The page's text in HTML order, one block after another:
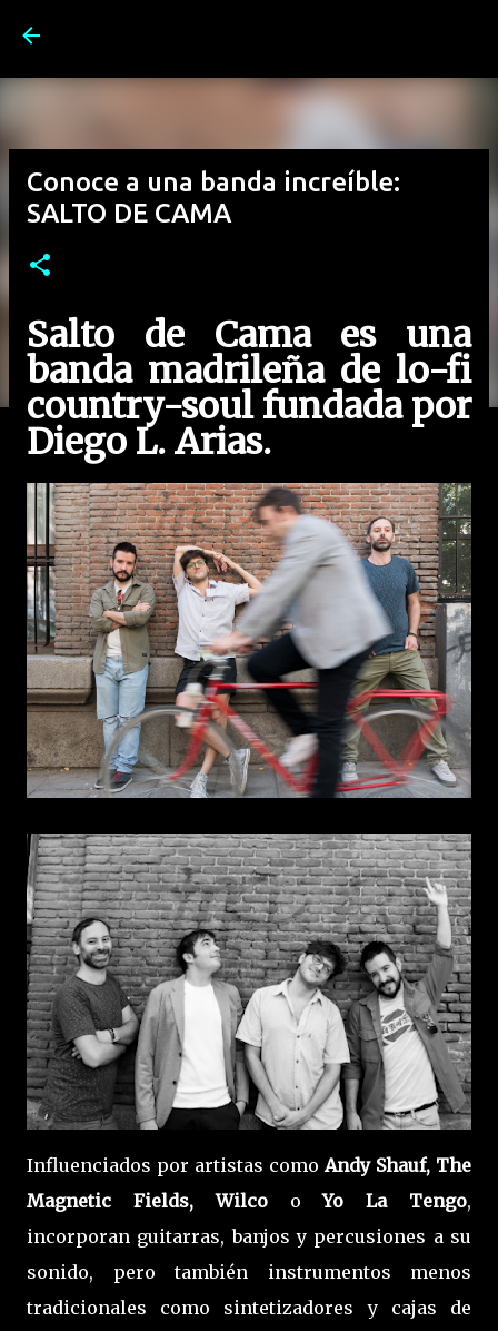
Conoce a una banda increíble:
SALTO DE CAMA
Salto de Cama es una
banda madrileña de lo-fi
country-soul fundada por
Diego L. Arias.
Influenciados por artistas comoAndy Shauf, The
Magnetic Fields, WilcooYo La Tengo,
incorporan guitarras, banjos y percusiones a su
sonido, pero también instrumentos menos
tradicionales como sintetizadores y cajas de